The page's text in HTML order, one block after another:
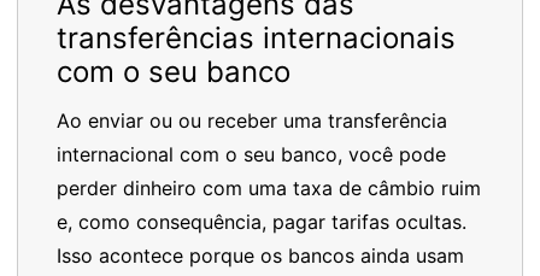
transferências internacionais
com o seu banco
Ao enviar ou ou receber uma transferência
internacional com o seu banco, você pode
perder dinheiro com uma taxa de câmbio ruim
e, como consequência, pagar tarifas ocultas.
Isso acontece porque os bancos ainda usam